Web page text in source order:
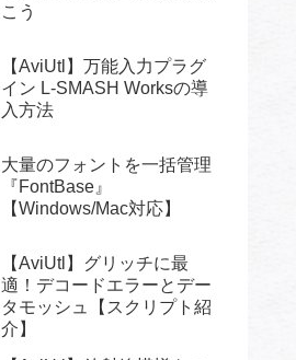
こう
【AviUtl】万能入力プラグ
イン L-SMASH Worksの導
入方法
大量のフォントを一括管理
『FontBase』
【Windows/Mac対応】
【AviUtl】グリッチに最
適！デコードエラーとデー
タモッシュ【スクリプト紹
介】